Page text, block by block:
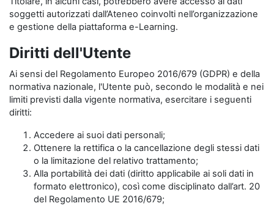
soggetti autorizzati dall’Ateneo coinvolti nell’organizzazione
e gestione della piattaforma e-Learning.
Diritti dell'Utente
Ai sensi del Regolamento Europeo 2016/679 (GDPR) e della
normativa nazionale, l'Utente può, secondo le modalità e nei
limiti previsti dalla vigente normativa, esercitare i seguenti
diritti:
Accedere ai suoi dati personali;
Ottenere la rettifica o la cancellazione degli stessi dati
o la limitazione del relativo trattamento;
Alla portabilità dei dati (diritto applicabile ai soli dati in
formato elettronico), così come disciplinato dall’art. 20
del Regolamento UE 2016/679;